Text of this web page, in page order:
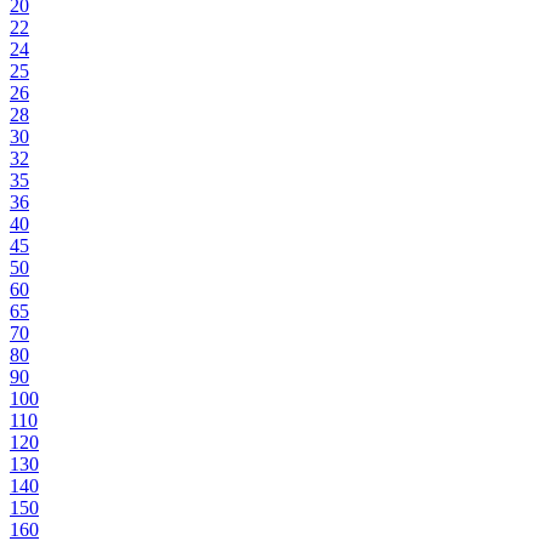
20
22
24
25
26
28
30
32
35
36
40
45
50
60
65
70
80
90
100
110
120
130
140
150
160